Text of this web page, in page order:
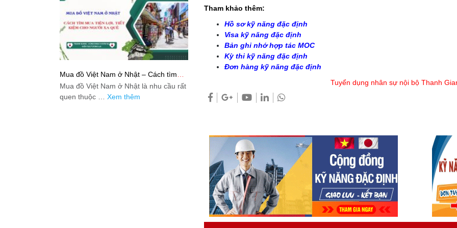
Tham khảo thêm:
Hồ sơ kỹ năng đặc định
Visa kỹ năng đặc định
Bản ghi nhớ hợp tác MOC
Kỳ thi kỹ năng đặc định
Đơn hàng kỹ năng đặc định
Tuyển dụng nhân sự nội bộ Thanh
Mua đồ Việt Nam ở Nhật – Cách tìm
mua tiện lợi, tiết kiệm cho người xa quê
Mua đồ Việt Nam ở Nhật là nhu cầu rất
quen thuộc … Xem thêm